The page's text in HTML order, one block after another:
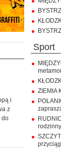
i
z
do
sport
ZIEMIA